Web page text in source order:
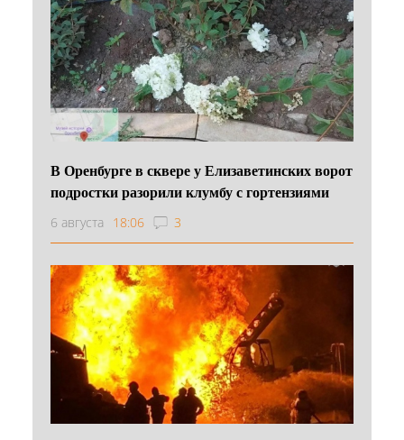
В Оренбурге в сквере у Елизаветинских ворот
подростки разорили клумбу с гортензиями
6 августа 18:06 3